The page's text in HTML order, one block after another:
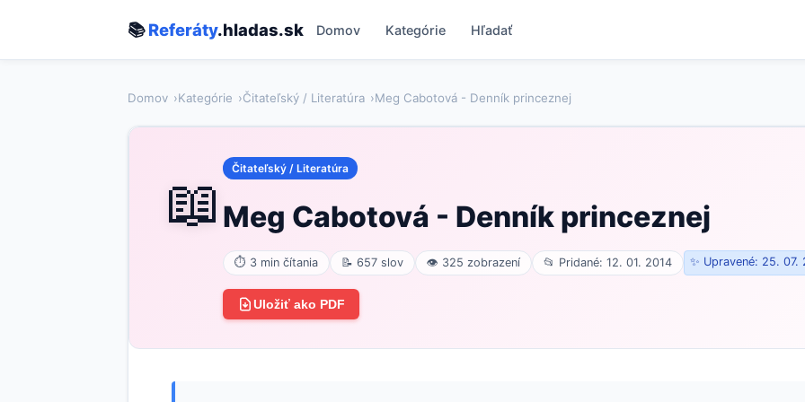
📚Referáty.hladas.sk Domov Kategórie Hľadať
Domov Kategórie Čitateľský / Literatúra Meg Cabotová - Denník princeznej
📖 Čitateľský / Literatúra
Meg Cabotová - Denník princeznej
⏱ 3 min čítania 📝 657 slov 👁 325 zobrazení 📂 Pridané: 12. 01. 2014 ✨ Upravené: 25. 07.
Uložiť ako PDF